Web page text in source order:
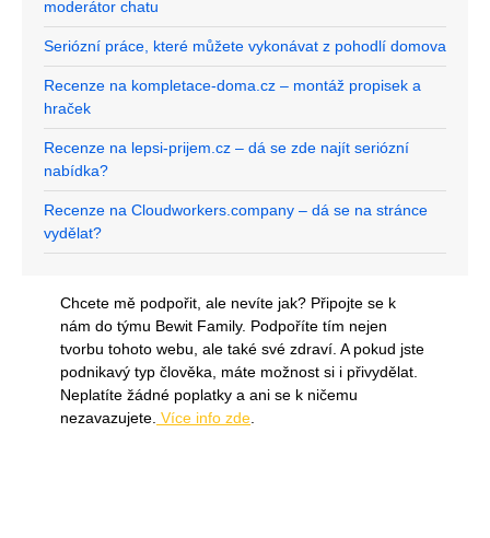
moderátor chatu
Seriózní práce, které můžete vykonávat z pohodlí domova
Recenze na kompletace-doma.cz – montáž propisek a
hraček
Recenze na lepsi-prijem.cz – dá se zde najít seriózní
nabídka?
Recenze na Cloudworkers.company – dá se na stránce
vydělat?
Chcete mě podpořit, ale nevíte jak? Připojte se k
nám do týmu Bewit Family. Podpoříte tím nejen
tvorbu tohoto webu, ale také své zdraví. A pokud jste
podnikavý typ člověka, máte možnost si i přivydělat.
Neplatíte žádné poplatky a ani se k ničemu
nezavazujete. Více info zde.